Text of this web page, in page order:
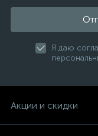
Я даю
Акции и скидки